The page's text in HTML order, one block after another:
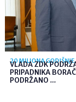
20 MILIONA GODIŠNJE
VLADA ZDK
PRIPADNIKA
PODRŽANO ...